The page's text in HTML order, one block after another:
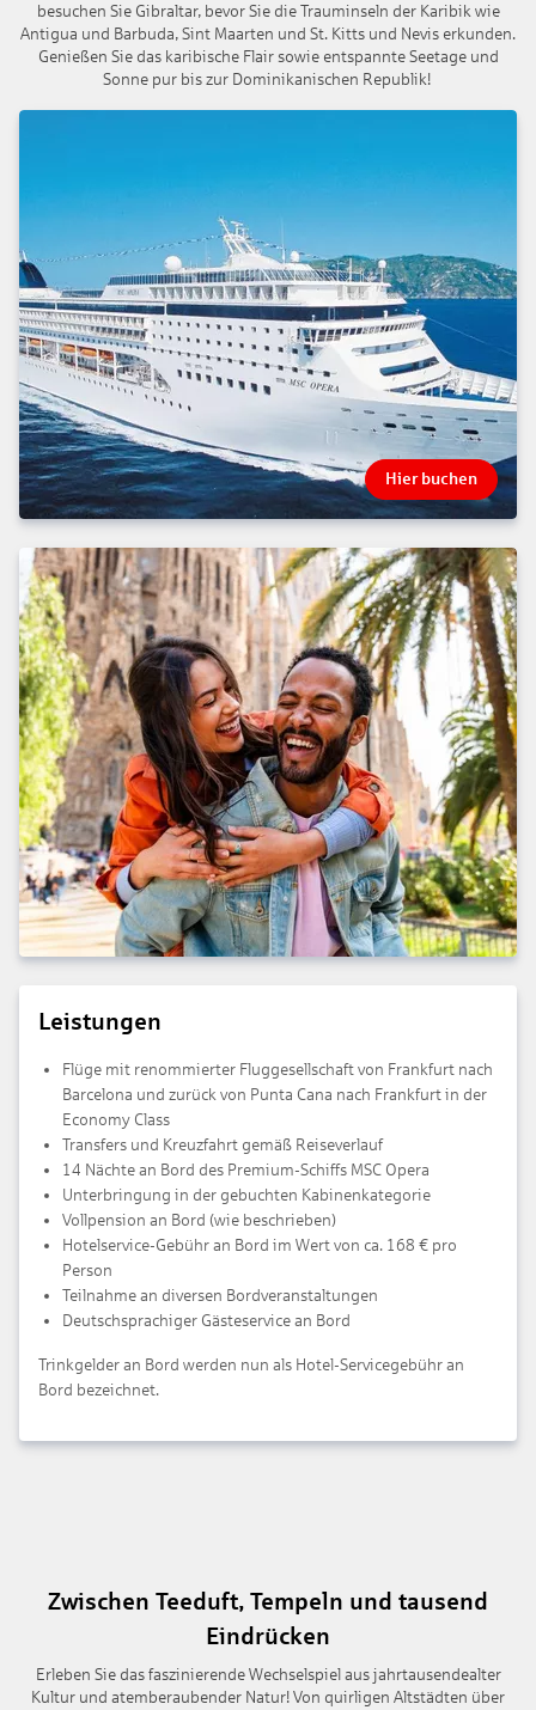
besuchen Sie Gibraltar, bevor Sie die Trauminseln der Karibik wie
Antigua und Barbuda, Sint Maarten und St. Kitts und Nevis erkunden.
Genießen Sie das karibische Flair sowie entspannte Seetage und
Sonne pur bis zur Dominikanischen Republik!
Hier buchen
Leistungen
Flüge mit renommierter Fluggesellschaft von Frankfurt nach
Barcelona und zurück von Punta Cana nach Frankfurt in der
Economy Class
Transfers und Kreuzfahrt gemäß Reiseverlauf
14 Nächte an Bord des Premium-Schiffs MSC Opera
Unterbringung in der gebuchten Kabinenkategorie
Vollpension an Bord (wie beschrieben)
Hotelservice-Gebühr an Bord im Wert von ca. 168 € pro
Person
Teilnahme an diversen Bordveranstaltungen
Deutschsprachiger Gästeservice an Bord
Trinkgelder an Bord werden nun als Hotel-Servicegebühr an
Bord bezeichnet.
Zwischen Teeduft, Tempeln und tausend
Eindrücken
Erleben Sie das faszinierende Wechselspiel aus jahrtausendealter
Kultur und atemberaubender Natur! Von quirligen Altstädten über